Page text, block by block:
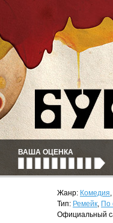
ВАША ОЦЕНКА
Жанр: Комедия,
Тип: Ремейк, По
Официальный